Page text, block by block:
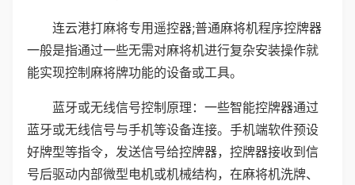
连云港打麻将专用遥控器;普通麻将机程序控牌器
一般是指通过一些无需对麻将机进行复杂安装操作就
能实现控制麻将牌功能的设备或工具。
蓝牙或无线信号控制原理：一些智能控牌器通过
蓝牙或无线信号与手机等设备连接。手机端软件预设
好牌型等指令，发送信号给控牌器，控牌器接收到信
号后驱动内部微型电机或机械结构，在麻将机洗牌、